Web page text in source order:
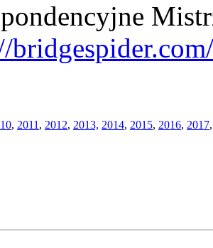
, 2011 , 2012, 2013, 2014, 2015, 2016, 2017